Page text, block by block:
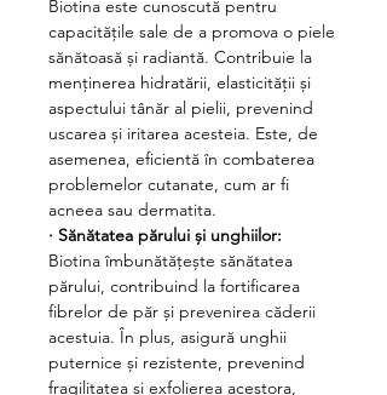
Biotina este cunoscută pentru
capacitățile sale de a promova o piele
sănătoasă și radiantă. Contribuie la
menținerea hidratării, elasticității și
aspectului tânăr al pielii, prevenind
uscarea și iritarea acesteia. Este, de
asemenea, eficientă în combaterea
problemelor cutanate, cum ar fi
acneea sau dermatita.
· Sănătatea părului și unghiilor:
Biotina îmbunătățește sănătatea
părului, contribuind la fortificarea
fibrelor de păr și prevenirea căderii
acestuia. În plus, asigură unghii
puternice și rezistente, prevenind
fragilitatea și exfolierea acestora,